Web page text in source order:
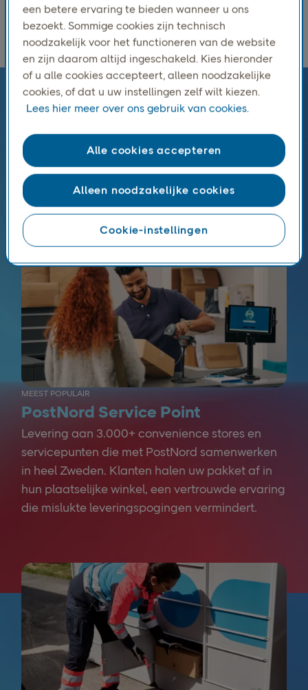
Elke verzendoptie voor pakketten
Van thuisbezorging tot flexibele ophaal- en
pakketopties: u kunt de service kiezen die het beste
klanten.
MEEST POPULAIR
PostNord Service Point
Levering aan 3.000+ convenience stores en
servicepunten die met PostNord samenwerken
in heel Zweden. Klanten halen uw pakket af in
hun plaatselijke winkel, een vertrouwde ervaring
die mislukte leveringspogingen vermindert.
een betere ervaring te bieden wanneer u ons
bezoekt. Sommige cookies zijn technisch
noodzakelijk voor het functioneren van de website
en zijn daarom altijd ingeschakeld. Kies hieronder
of u alle cookies accepteert, alleen noodzakelijke
cookies, of dat u uw instellingen zelf wilt kiezen.
Lees hier meer over ons gebruik van cookies.
Cookie-instellingen
Alleen noodzakelijke cookies
Alle cookies accepteren